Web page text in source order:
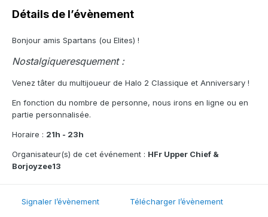
Détails de l’évènement
Bonjour amis Spartans (ou Elites) !
Nostalgiqueresquement :
Venez tâter du multijoueur de Halo 2 Classique et Anniversary !
En fonction du nombre de personne, nous irons en ligne ou en
partie personnalisée.
Horaire : 21h - 23h
Organisateur(s) de cet événement : HFr Upper Chief &
Borjoyzee13
Signaler l’évènement Télécharger l’évènement